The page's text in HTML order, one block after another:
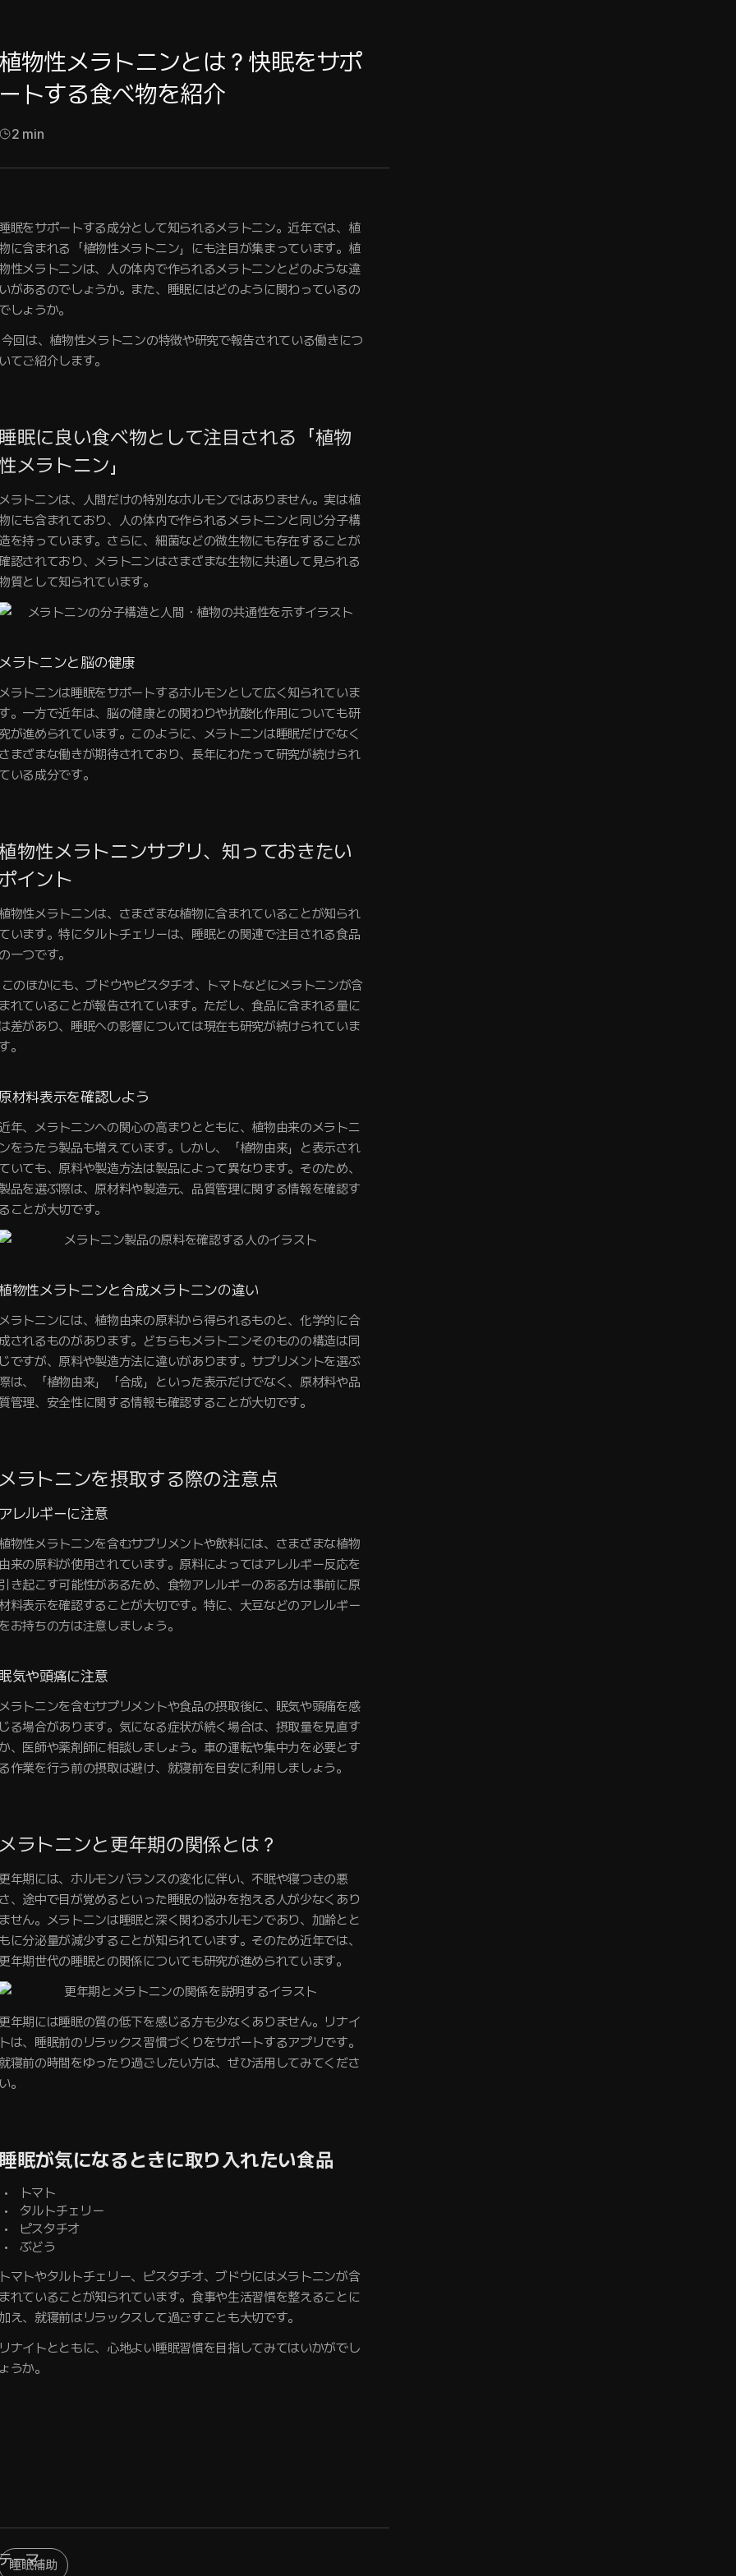
植物性メラトニンとは？快眠をサポ
ートする食べ物を紹介
2 min
睡眠をサポートする成分として知られるメラトニン。近年では、植
に含まれる「植物性メラトニン」にも注目が集まっています。植
性メラトニンは、人の体内で作られるメラトニンとどのような違
いがあるのでしょうか。また、睡眠にはどのように関わっているの
しょうか。
いてご紹介します。
睡眠に良い食べ物として注目される「植物
メラトニン」
メラトニンは、人間だけの特別なホルモンではありません。実は植
にも含まれており、人の体内で作られるメラトニンと同じ分子構
造を持っています。さらに、細菌などの微生物にも存在することが
認されており、メラトニンはさまざまな生物に共通して見られる
質として知られています。
メラトニンと脳の健康
メラトニンは睡眠をサポートするホルモンとして広く知られていま
す。一方で近年は、脳の健康との関わりや抗酸化作用についても研
究が進められています。このように、メラトニンは睡眠だけでなく
さまざまな働きが期待されており、長年にわたって研究が続けられ
ている成分です。
物性メラトニンサプリ、知っておきたい
イント
植物性メラトニンは、さまざまな植物に含まれていることが知られ
ています。特にタルトチェリーは、睡眠との関連で注目される食品
の一つです。
まれていることが報告されています。ただし、食品に含まれる量に
は差があり、睡眠への影響については現在も研究が続けられていま
す。
原材料表示を確認しよう
年、メラトニンへの関心の高まりとともに、植物由来のメラトニ
ンをうたう製品も増えています。しかし、「植物由来」と表示され
ていても、原料や製造方法は製品によって異なります。そのため、
製品を選ぶ際は、原材料や製造元、品質管理に関する情報を確認す
ることが大切です。
物性メラトニンと合成メラトニンの違い
メラトニンには、植物由来の原料から得られるものと、化学的に合
成されるものがあります。どちらもメラトニンそのものの構造は同
じですが、原料や製造方法に違いがあります。サプリメントを選ぶ
際は、「植物由来」「合成」といった表示だけでなく、原材料や品
質管理、安全性に関する情報も確認することが大切です。
メラトニンを摂取する際の注意点
アレルギーに注意
植物性メラトニンを含むサプリメントや飲料には、さまざまな植物
由来の原料が使用されています。原料によってはアレルギー反応を
引き起こす可能性があるため、食物アレルギーのある方は事前に原
料表示を確認することが大切です。特に、大豆などのアレルギー
をお持ちの方は注意しましょう。
眠気や頭痛に注意
メラトニンを含むサプリメントや食品の摂取後に、眠気や頭痛を感
じる場合があります。気になる症状が続く場合は、摂取量を見直す
、医師や薬剤師に相談しましょう。車の運転や集中力を必要とす
る作業を行う前の摂取は避け、就寝前を目安に利用しましょう。
メラトニンと更年期の関係とは？
更年期には、ホルモンバランスの変化に伴い、不眠や寝つきの悪
さ、途中で目が覚めるといった睡眠の悩みを抱える人が少なくあり
ません。メラトニンは睡眠と深く関わるホルモンであり、加齢とと
もに分泌量が減少することが知られています。そのため近年では、
更年期世代の睡眠との関係についても研究が進められています。
更年期には睡眠の質の低下を感じる方も少なくありません。リナイ
トは、睡眠前のリラックス習慣づくりをサポートするアプリです。
就寝前の時間をゆったり過ごしたい方は、ぜひ活用してみてくださ
い。
睡眠が気になるときに取り入れたい食品
トマト
タルトチェリー
ピスタチオ
ぶどう
トマトやタルトチェリー、ピスタチオ、ブドウにはメラトニンが含
まれていることが知られています。食事や生活習慣を整えることに
え、就寝前はリラックスして過ごすことも大切です。
リナイトとともに、心地よい睡眠習慣を目指してみてはいかがでし
ょうか。
ーマ
睡眠補助